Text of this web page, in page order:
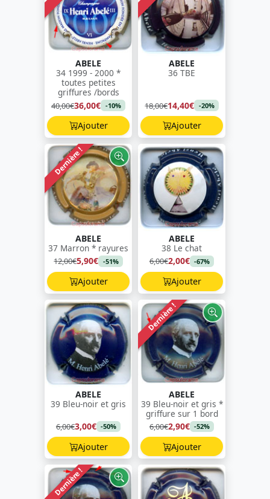
ABELE
34 1999 - 2000 *
toutes petites
griffures /bords
40,00€36,00€ -10%
Ajouter
ABELE
36 TBE
18,00€14,40€ -20%
Ajouter
Dernière !
ABELE
37 Marron * rayures
12,00€5,90€ -51%
Ajouter
ABELE
38 Le chat
6,00€2,00€ -67%
Ajouter
ABELE
39 Bleu-noir et gris
6,00€3,00€ -50%
Ajouter
Dernière !
ABELE
39 Bleu-noir et gris *
griffure sur 1 bord
6,00€2,90€ -52%
Ajouter
Dernière !